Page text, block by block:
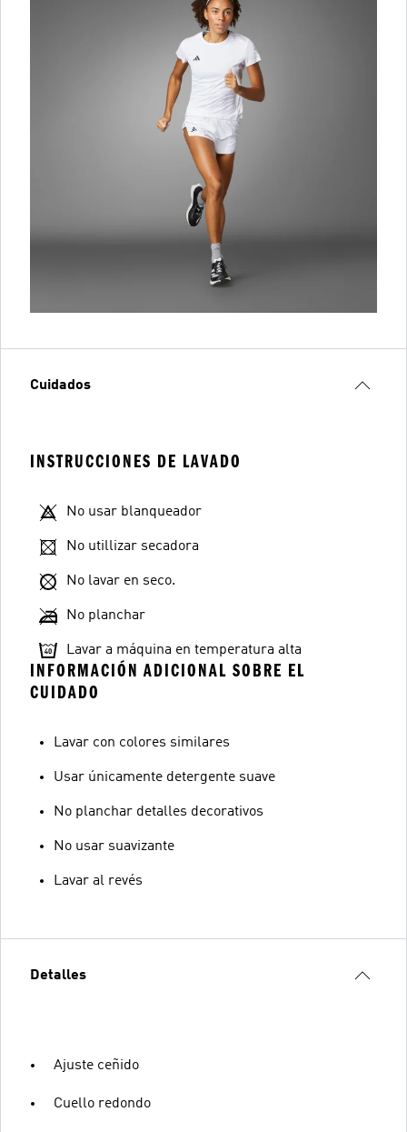
Cuidados
INSTRUCCIONES DE LAVADO
No usar blanqueador
No utillizar secadora
No lavar en seco.
No planchar
Lavar a máquina en temperatura alta
INFORMACIÓN ADICIONAL SOBRE EL
CUIDADO
Lavar con colores similares
Usar únicamente detergente suave
No planchar detalles decorativos
No usar suavizante
Lavar al revés
Detalles
Ajuste ceñido
Cuello redondo